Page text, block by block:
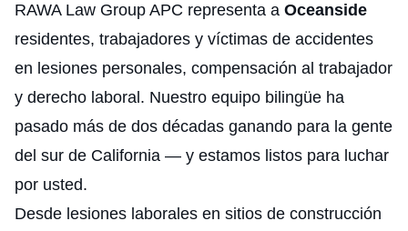
RAWA Law Group APC representa a Oceanside
residentes, trabajadores y víctimas de accidentes
en lesiones personales, compensación al trabajador
y derecho laboral. Nuestro equipo bilingüe ha
pasado más de dos décadas ganando para la gente
del sur de California — y estamos listos para luchar
por usted.
Desde lesiones laborales en sitios de construcción